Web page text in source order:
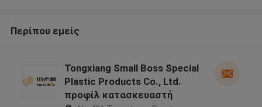
Περίπου εμείς
Tongxiang Small Boss Special
Plastic Products Co., Ltd.
προφίλ κατασκευαστή